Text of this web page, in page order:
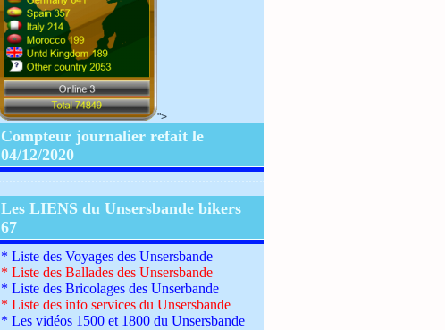
">
Compteur journalier refait le
04/12/2020
Les LIENS du Unsersbande bikers
67
* Liste des Voyages des Unsersbande
* Liste des Ballades des Unsersbande
* Liste des Bricolages des Unserbande
* Liste des info services du Unsersbande
* Les vidéos 1500 et 1800 du Unsersbande